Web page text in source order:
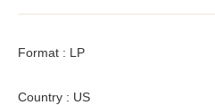
Format : LP
Country : US